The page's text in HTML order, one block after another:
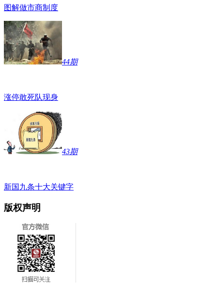
图解做市商制度
44期
涨停敢死队现身
43期
新国九条十大关键字
版权声明